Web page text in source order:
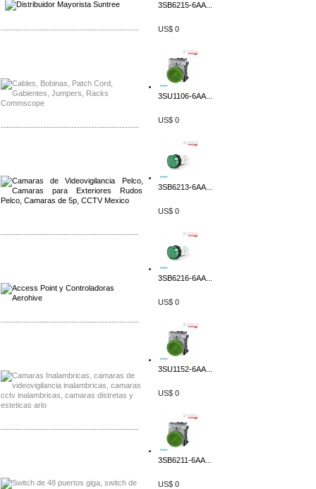
-------------------------------------------------
-------------------------------------------------
-------------------------------------------------
-------------------------------------------------
-------------------------------------------------
3SB6215-6AA...
US$ 0
3SU1106-6AA...
US$ 0
3SB6213-6AA...
US$ 0
3SB6216-6AA...
US$ 0
3SU1152-6AA...
US$ 0
3SB6211-6AA...
US$ 0